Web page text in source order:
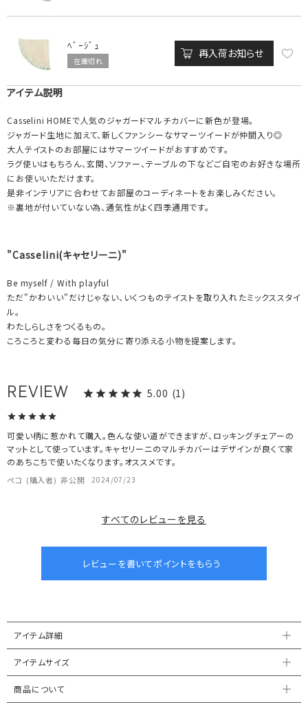
ﾍﾞｰｼﾞｭ
在庫切れ
再入荷お知らせ
アイテム説明
Casselini HOMEで人気のジャガードマルチカバーに新色が登場。
ジャガード生地に加えて、新しくファンシーなサマーツイードが仲間入り◎
大人テイストのお部屋にはサマーツイードがおすすめです。
ラグ使いはもちろん、玄関、ソファー、テーブルの下などご自宅のお好きな場所
にお使いいただけます。
是非インテリアに合わせてお部屋のコーディネートをお楽しみください。
※裏地が付いていない為、通気性がよく四季通用です。
"Casselini(キャセリーニ)"
Be myself / With playful
ただ"かわいい"だけじゃない、いくつものテイストを取り入れたミックススタイ
ル。
わたしらしさをつくるもの。
ころころと変わる毎日の気分に寄り添える小物を提案します。
5.00 1
ペコ 購入者 非公開 2024/07/23
可愛い柄に惹かれて購入。色んな使い道ができますが、ロッキングチェアーの
マットとして使っています。キャセリーニのマルチカバーはデザインが良くて家
のあちこちで使いたくなります。オススメです。
すべてのレビューを見る
アイテム詳細
アイテムサイズ
商品について